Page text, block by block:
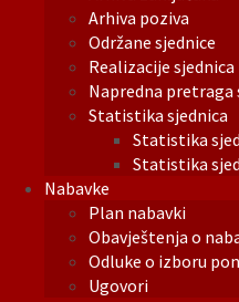
Arhiva poziva
Održane sjednice
Realizacije sjednica
Napredna pretraga
Statistika sjednica
Statistika
Statistika
Nabavke
Plan nabavki
Obavještenja o
Odluke o izboru
Ugovori